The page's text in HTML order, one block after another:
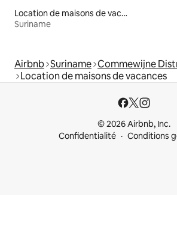
Location de maisons de vacances
Suriname
Airbnb Suriname Commewijne
Location de maisons de vacances
© 2026 Airbnb, Inc.
Confidentialité
Conditions